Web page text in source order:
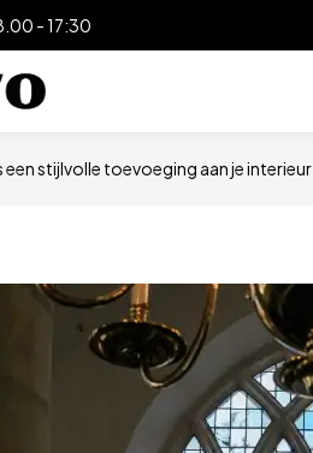
- 17:30
een stijlvolle toevoeging aan je interieur